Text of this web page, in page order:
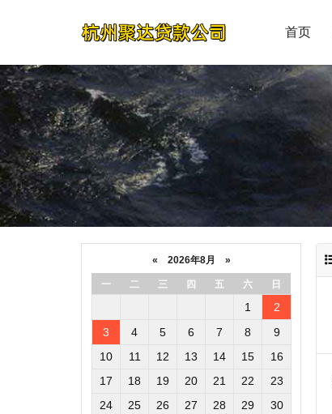
首页
« 2026年8月 »
一 二 三 四 五 六 日
1
2
3
4 5 6 7 8
9
10
11 12 13 14 15
16
17
18 19 20 21 22
23
24
25 26 27 28 29
30